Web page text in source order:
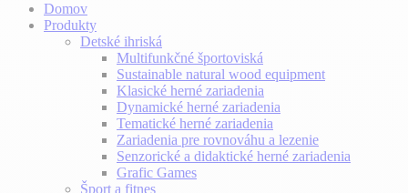
Domov
Produkty
Detské ihriská
Multifunkčné športoviská
Sustainable natural wood equipment
Klasické herné zariadenia
Dynamické herné zariadenia
Tematické herné zariadenia
Zariadenia pre rovnováhu a lezenie
Senzorické a didaktické herné zariadenia
Grafic Games
Šport a fitnes